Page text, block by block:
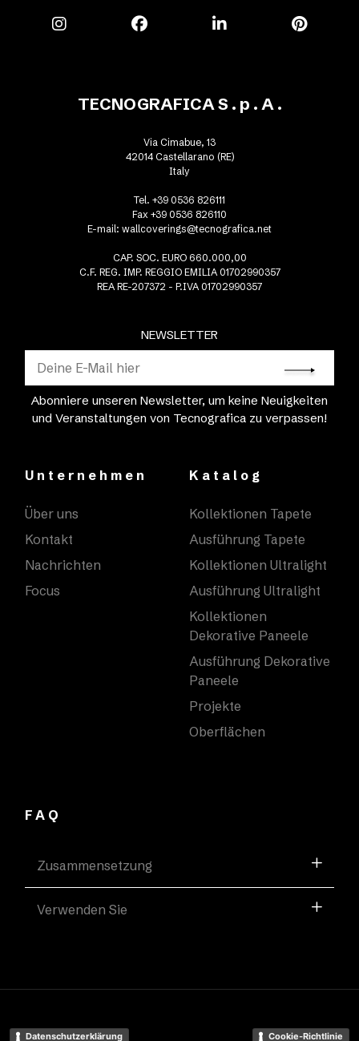
NEWSLETTER
Abonniere unseren Newsletter, um keine Neuigkeiten
und Veranstaltungen von Tecnografica zu verpassen!
TECNOGRAFICA S . p . A .
Via Cimabue, 13
42014 Castellarano (RE)
Italy
Tel. +39 0536 826111
Fax +39 0536 826110
E-mail: wallcoverings@tecnografica.net
CAP. SOC. EURO 660.000,00
C.F. REG. IMP. REGGIO EMILIA 01702990357
REA RE-207372 - P.IVA 01702990357
Unternehmen
Über uns
Kontakt
Nachrichten
Focus
Katalog
Kollektionen Tapete
Ausführung Tapete
Kollektionen Ultralight
Ausführung Ultralight
Kollektionen
Dekorative Paneele
Ausführung Dekorative
Paneele
Projekte
Oberflächen
FAQ
Zusammensetzung
Verwenden Sie
Datenschutzerklärung Cookie-Richtlinie